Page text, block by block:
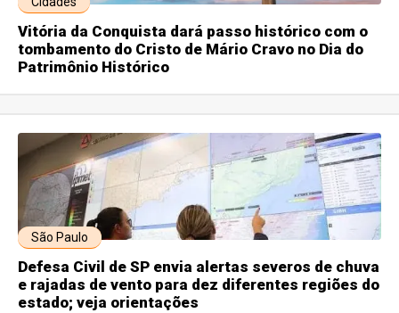
Vitória da Conquista dará passo histórico com o
tombamento do Cristo de Mário Cravo no Dia do
Patrimônio Histórico
São Paulo
Defesa Civil de SP envia alertas severos de chuva
e rajadas de vento para dez diferentes regiões do
estado; veja orientações